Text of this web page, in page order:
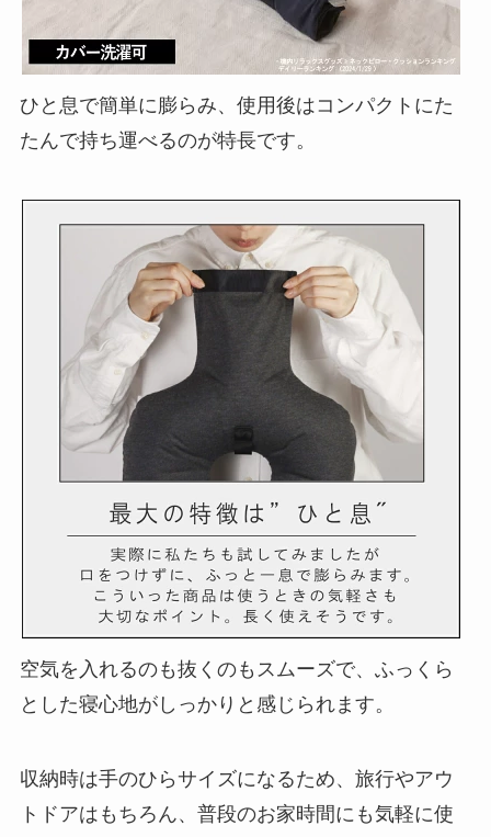
ひと息で簡単に膨らみ、使用後はコンパクトにた
たんで持ち運べるのが特長です。
空気を入れるのも抜くのもスムーズで、ふっくら
とした寝心地がしっかりと感じられます。
収納時は手のひらサイズになるため、旅行やアウ
トドアはもちろん、普段のお家時間にも気軽に使